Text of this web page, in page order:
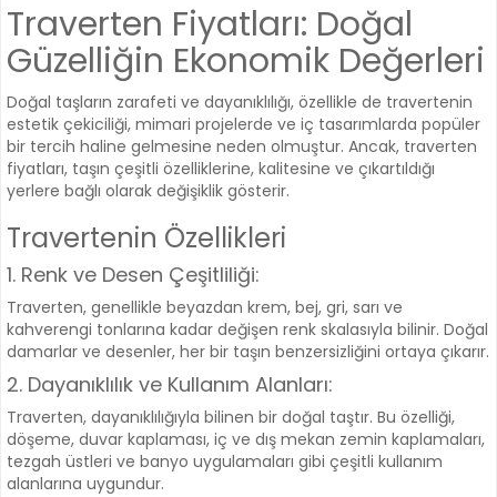
Traverten Fiyatları: Doğal
Güzelliğin Ekonomik Değerleri
Doğal taşların zarafeti ve dayanıklılığı, özellikle de travertenin
estetik çekiciliği, mimari projelerde ve iç tasarımlarda popüler
bir tercih haline gelmesine neden olmuştur. Ancak, traverten
fiyatları, taşın çeşitli özelliklerine, kalitesine ve çıkartıldığı
yerlere bağlı olarak değişiklik gösterir.
Travertenin Özellikleri
1. Renk ve Desen Çeşitliliği:
Traverten, genellikle beyazdan krem, bej, gri, sarı ve
kahverengi tonlarına kadar değişen renk skalasıyla bilinir. Doğal
damarlar ve desenler, her bir taşın benzersizliğini ortaya çıkarır.
2. Dayanıklılık ve Kullanım Alanları:
Traverten, dayanıklılığıyla bilinen bir doğal taştır. Bu özelliği,
döşeme, duvar kaplaması, iç ve dış mekan zemin kaplamaları,
tezgah üstleri ve banyo uygulamaları gibi çeşitli kullanım
alanlarına uygundur.